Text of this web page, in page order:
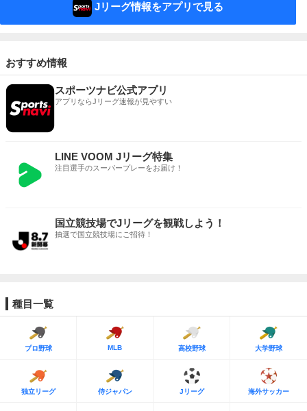
Jリーグ情報をアプリで見る
おすすめ情報
スポーツナビ公式アプリ
アプリならJリーグ速報が見やすい
LINE VOOM Jリーグ特集
注目選手のスーパープレーをお届け！
国立競技場でJリーグを観戦しよう！
抽選で国立競技場にご招待！
種目一覧
プロ野球 MLB 高校野球 大学野球
独立リーグ 侍ジャパン Jリーグ 海外サッカー